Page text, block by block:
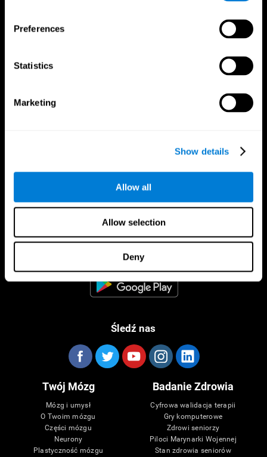
Preferences
Statistics
Marketing
Show details
Allow all
Allow selection
Deny
Aplikacja CogniFit
Śledź nas
Twój Mózg
Mózg i umysł
O Twoim mózgu
Części mózgu
Neurony
Plastyczność mózgu
Badanie Zdrowia
Cyfrowa walidacja terapii
Gry komputerowe
Zdrowi seniorzy
Piloci Marynarki Wojennej
Stan zdrowia seniorów